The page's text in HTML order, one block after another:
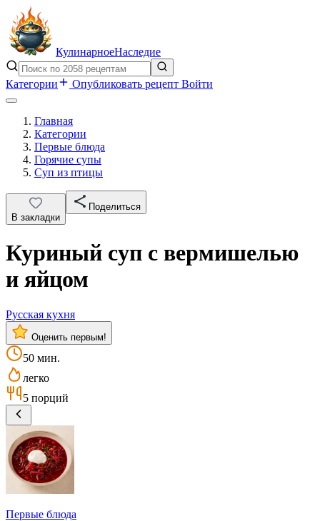
КулинарноеНаследие
Категории Опубликовать рецепт Войти
Главная
Категории
Первые блюда
Горячие супы
Суп из птицы
В закладки
Поделиться
Куриный суп с вермишелью
и яйцом
Русская кухня
Оценить первым!
50 мин.
легко
5 порций
Первые блюда